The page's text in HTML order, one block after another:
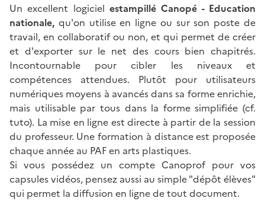
Un excellent logiciel estampillé Canopé - Education
nationale, qu'on utilise en ligne ou sur son poste de
travail, en collaboratif ou non, et qui permet de créer
et d'exporter sur le net des cours bien chapitrés.
Incontournable pour cibler les niveaux et
compétences attendues. Plutôt pour utilisateurs
numériques moyens à avancés dans sa forme enrichie,
mais utilisable par tous dans la forme simplifiée (cf.
tuto). La mise en ligne est directe à partir de la session
du professeur. Une formation à distance est proposée
chaque année au PAF en arts plastiques.
Si vous possédez un compte Canoprof pour vos
capsules vidéos, pensez aussi au simple "dépôt élèves"
qui permet la diffusion en ligne de tout document.